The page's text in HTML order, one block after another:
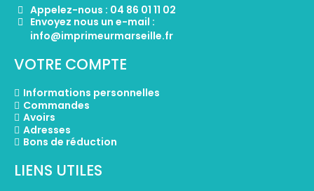
Appelez-nous : 04 86 01 11 02
Envoyez nous un e-mail :
info@imprimeurmarseille.fr
VOTRE COMPTE
Informations personnelles
Commandes
Avoirs
Adresses
Bons de réduction
LIENS UTILES